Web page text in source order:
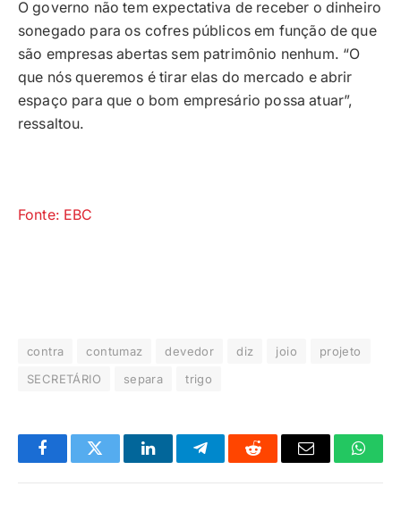
O governo não tem expectativa de receber o dinheiro
sonegado para os cofres públicos em função de que
são empresas abertas sem patrimônio nenhum. “O
que nós queremos é tirar elas do mercado e abrir
espaço para que o bom empresário possa atuar”,
ressaltou.
Fonte: EBC
contra contumaz devedor diz joio
projeto
SECRETÁRIO
separa trigo
FacebookTwitter LinkedInTelegramaReddit
E-